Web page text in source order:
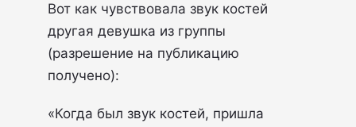
Вот как чувствовала звук костей
другая девушка из группы
(разрешение на публикацию
получено):
«Когда был звук костей, пришла